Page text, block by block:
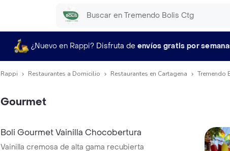
¿Nuevo en Rappi? Disfruta de envíos gratis por
Rappi Restaurantes a Domicilio Restaurantes en Cartagena Tremendo
Gourmet
Boli Gourmet Vainilla Chocobertura
Vainilla cremosa de alta gama recubierta